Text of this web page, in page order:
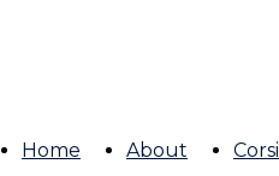
Home About Corsi